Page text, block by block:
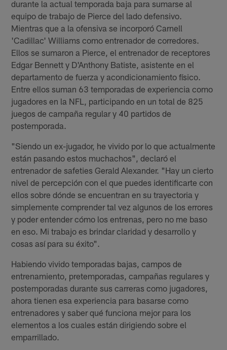
durante la actual temporada baja para sumarse al
equipo de trabajo de Pierce del lado defensivo.
Mientras que a la ofensiva se incorporó Carnell
'Cadillac' Williams como entrenador de corredores.
Ellos se sumaron a Pierce, el entrenador de receptores
Edgar Bennett y D'Anthony Batiste, asistente en el
departamento de fuerza y acondicionamiento físico.
Entre ellos suman 63 temporadas de experiencia como
jugadores en la NFL, participando en un total de 825
juegos de campaña regular y 40 partidos de
postemporada.
"Siendo un ex-jugador, he vivido por lo que actualmente
están pasando estos muchachos", declaró el
entrenador de safeties Gerald Alexander. "Hay un cierto
nivel de percepción con el que puedes identificarte con
ellos sobre dónde se encuentran en su trayectoria y
simplemente comprender tal vez algunos de los errores
y poder entender cómo los entrenas, pero no me baso
en eso. Mi trabajo es brindar claridad y desarrollo y
cosas así para su éxito".
Habiendo vivido temporadas bajas, campos de
entrenamiento, pretemporadas, campañas regulares y
postemporadas durante sus carreras como jugadores,
ahora tienen esa experiencia para basarse como
entrenadores y saber qué funciona mejor para los
elementos a los cuales están dirigiendo sobre el
emparrillado.